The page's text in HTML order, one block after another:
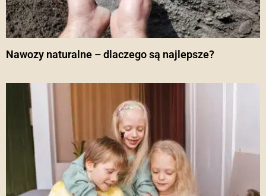
Nawozy naturalne – dlaczego są najlepsze?